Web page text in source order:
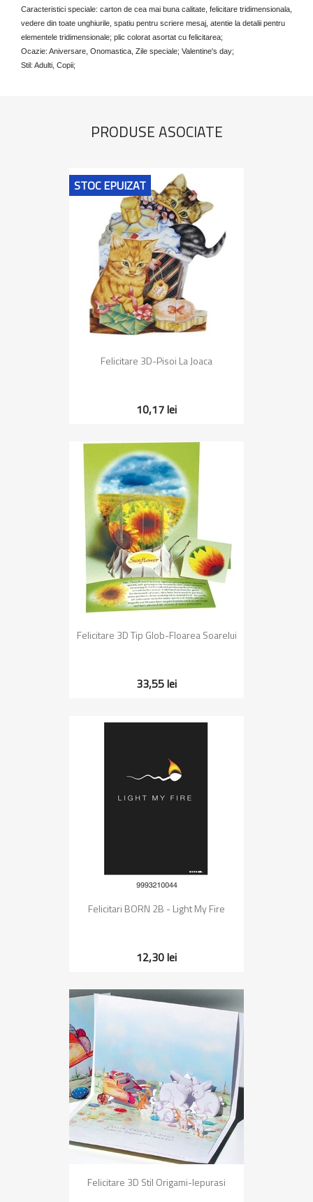
Caracteristici speciale: carton de cea mai buna calitate, felicitare tridimensionala,
vedere din toate unghiurile, spatiu pentru scriere mesaj, atentie la detalii pentru
elementele tridimensionale; plic colorat asortat cu felicitarea;
Ocazie: Aniversare, Onomastica, Zile speciale; Valentine's day;
Stil: Adulti, Copii;
PRODUSE ASOCIATE
Felicitare 3D-Pisoi La Joaca
10,17 lei
STOC EPUIZAT
Felicitare 3D Tip Glob-Floarea Soarelui
33,55 lei
Felicitari BORN 2B - Light My Fire
12,30 lei
Felicitare 3D Stil Origami-Iepurasi